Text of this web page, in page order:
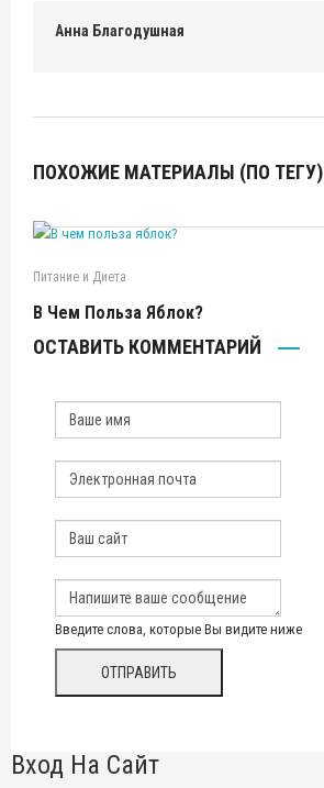
Анна Благодушная
ПОХОЖИЕ МАТЕРИАЛЫ (ПО ТЕГУ)
Питание и Диета
В Чем Польза Яблок?
ОСТАВИТЬ КОММЕНТАРИЙ
Введите слова, которые Вы видите ниже
Вход На Сайт